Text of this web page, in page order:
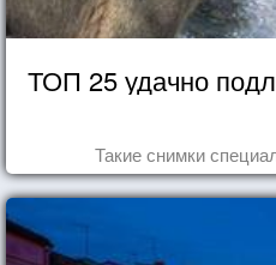
ТОП 25 удачно
Такие снимки